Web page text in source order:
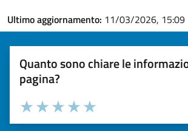
Ultimo aggiornamento: 11/03/2026, 15:09
Quanto sono chiare le
pagina?
Valuta la chiarezza delle informazioni (da 1 a 5
Seleziona il numero di stelle per
Valuta 5 stelle su 5
Valuta 4 stelle su 5
Valuta 3 stelle su 5
Valuta 2 stelle su 5
Valuta 1 stelle su 5